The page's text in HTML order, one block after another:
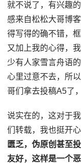
就不说了，有兴趣
感来自松松大哥博
得写得的确不错，
又加上我的心得，
少有人家雪言舟语
心里过意不去，所
哥们拿去投稿A5了
说实在的，这对于
们转载，我也挺开
匮乏，伪原创甚至
友好，这样是一个恶